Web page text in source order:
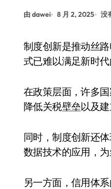
由 dawei 8 月 2, 2025 没
制度创新是推动丝路电商高质量发展的关键动力。随着全球贸易格局的不断变化，传统的商业模
式已难以满足新时
在政策层面，许多
降低关税壁垒以及
同时，制度创新还
数据技术的应用，
另一方面，信用体